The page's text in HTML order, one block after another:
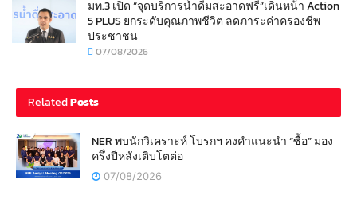
มท.3 เปิด “จุดบริการน้ำดื่มสะอาดฟรี”เดินหน้า Action
5 PLUS ยกระดับคุณภาพชีวิต ลดภาระค่าครองชีพ
ประชาชน
07/08/2026
RelatedPosts
NER พบนักวิเคราะห์ โบรกฯ คงคำแนะนำ “ซื้อ” มอง
ครึ่งปีหลังเติบโตต่อ
07/08/2026